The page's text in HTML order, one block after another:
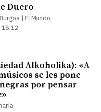
Duero
| El Mundo
15:12
Alkoholika): «A
se les pone
por pensar